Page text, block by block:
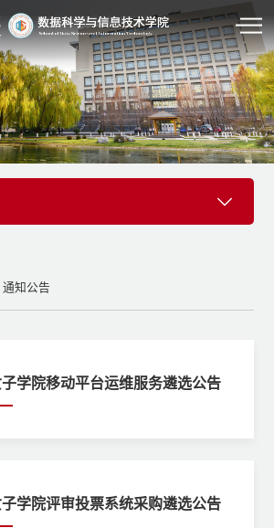
通知公告
学院移动平台运维服务遴选公告
学院评审投票系统采购遴选公告